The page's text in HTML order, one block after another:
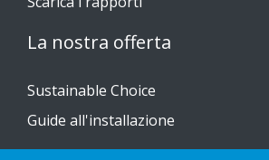
La nostra offerta
Sustainable Choice
Guide all'installazione